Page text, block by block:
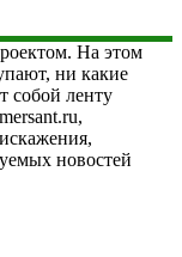
На этом
ни какие
собой ленту
новостей